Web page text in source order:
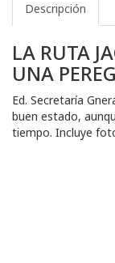
Descripción
LA RUTA
UNA
Ed. Secretaría
buen estado,
tiempo. Incluye